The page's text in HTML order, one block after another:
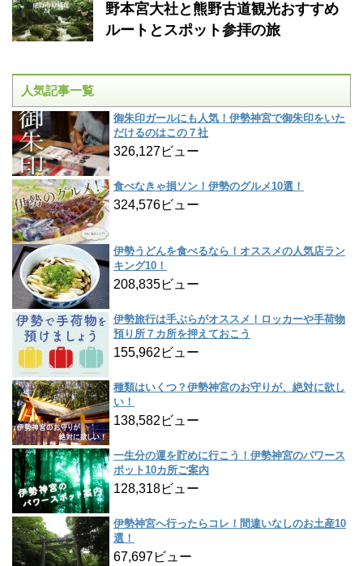
野本宮大社と熊野古道観光おすすめ
ルートとスポット参拝の旅
人気記事一覧
御朱印ガールにも人気！伊勢神宮で御朱印をいた
だけるのはこの７社
326,127ビュー
食べなきゃ損ソン！伊勢のグルメ10選！
324,576ビュー
伊勢うどんを食べるなら！オススメの人気店ラン
キング10！
208,835ビュー
伊勢旅行は手ぶらがオススメ！ロッカーや手荷物
預り所７カ所を押えておこう
155,962ビュー
種類はいくつ？伊勢神宮のお守りが、絶対に欲し
い！
138,582ビュー
一生分の運を貯めに行こう！伊勢神宮のパワース
ポット10カ所ご案内
128,318ビュー
伊勢神宮へ行ったらコレ！間違いなしのお土産10
選！
67,697ビュー